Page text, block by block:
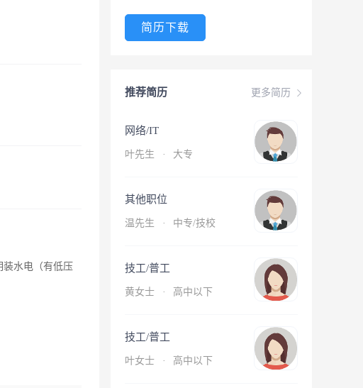
装水电（有低压
简历下载
更多简历
推荐简历
网络/IT
叶先生 · 大专
其他职位
温先生 · 中专/技校
技工/普工
黄女士 · 高中以下
技工/普工
叶女士 · 高中以下